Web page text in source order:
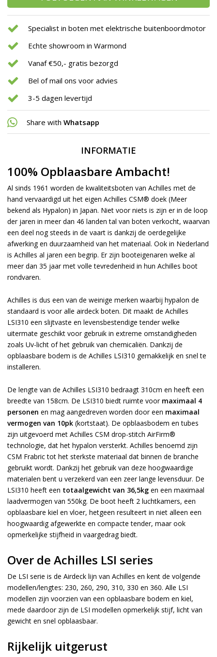
Specialist in boten met elektrische buitenboordmotor
Echte showroom in Warmond
Vanaf €50,- gratis bezorgd
Bel of mail ons voor advies
3-5 dagen levertijd
Share with Whatsapp
INFORMATIE
100% Opblaasbare Ambacht!
Al sinds 1961 worden de kwaliteitsboten van Achilles met de
hand vervaardigd uit het eigen Achilles CSM® doek (Meer
bekend als Hypalon) in Japan. Niet voor niets is zijn er in de loop
der jaren in meer dan 46 landen tal van boten verkocht, waarvan
een deel nog steeds in de vaart is dankzij de oerdegelijke
afwerking en duurzaamheid van het materiaal. Ook in Nederland
is Achilles al jaren een begrip. Er zijn booteigenaren welke al
meer dan 35 jaar met volle tevredenheid in hun Achilles boot
rondvaren.
Achilles is dus een van de weinige merken waarbij hypalon de
standaard is voor alle airdeck boten. Dit maakt de Achilles
LSI310 een slijtvaste en levensbestendige tender welke
uitermate geschikt voor gebruik in extreme omstandigheden
zoals Uv-licht of het gebruik van chemicaliën. Dankzij de
opblaasbare bodem is de Achilles LSI310 gemakkelijk en snel te
installeren.
De lengte van de Achilles LSI310 bedraagt 310cm en heeft een
breedte van 158cm. De LSI310 biedt ruimte voor maximaal 4
personen en mag aangedreven worden door een maximaal
vermogen van 10pk (kortstaat). De opblaasbodem en tubes
zijn uitgevoerd met Achilles CSM drop-stitch AirFirm®
technologie, dat het hypalon versterkt. Achilles benoemd zijn
CSM Frabric tot het sterkste materiaal dat binnen de branche
gebruikt wordt. Dankzij het gebruik van deze hoogwaardige
materialen bent u verzekerd van een zeer lange levensduur. De
LSI310 heeft een totaalgewicht van 36,5kg en een maximaal
laadvermogen van 550kg. De boot heeft 2 luchtkamers, een
opblaasbare kiel en vloer, hetgeen resulteert in niet alleen een
hoogwaardig afgewerkte en compacte tender, maar ook
opmerkelijke stijfheid in vaargedrag biedt.
Over de Achilles LSI series
De LSI serie is de Airdeck lijn van Achilles en kent de volgende
modellen/lengtes: 230, 260, 290, 310, 330 en 360. Alle LSI
modellen zijn voorzien van een opblaasbare bodem en kiel,
mede daardoor zijn de LSI modellen opmerkelijk stijf, licht van
gewicht en snel opblaasbaar.
Rijkelijk uitgerust